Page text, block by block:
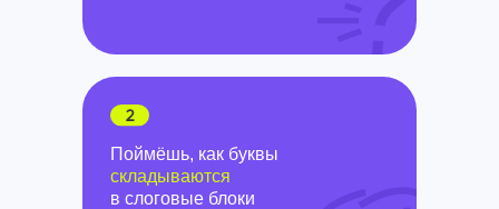
Поймёшь, как буквы
складываются
в слоговые блоки